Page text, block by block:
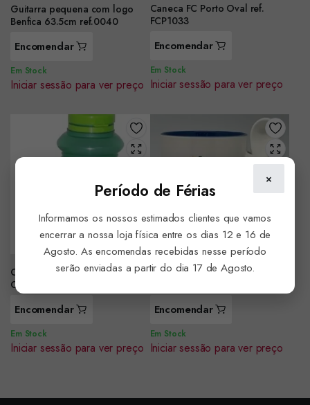
Guitarra pequena com logo
Benfica 63.5cm ref.0040
Encomendar
Em Stock
Iniciar sessão para ver preço
Caneca FC Porto Oval ref.
FCP1033
Encomendar
Em Stock
Iniciar sessão para ver preço
Cantil Plastico 520ml Sporting
CP ref. SCP0919
Encomendar
Em Stock
Iniciar sessão para ver preço
Caneca c/Colher Porto ref.
Encomendar
Em Stock
Iniciar sessão para ver preço
×
Período de Férias
Informamos os nossos estimados clientes que vamos
encerrar a nossa loja física entre os dias 12 e 16 de
Agosto. As encomendas recebidas nesse período
serão enviadas a partir do dia 17 de Agosto.